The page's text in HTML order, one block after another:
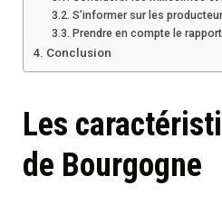
S’informer sur les
Prendre en compte le
Conclusion
Les
de Bourgogne